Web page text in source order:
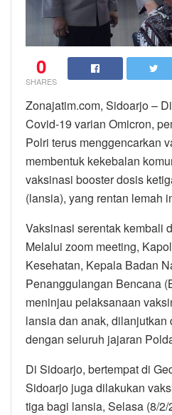
0
SHARES
Zonajatim.com, Sidoarjo –
Covid-19 varian Omicron,
Polri terus menggencarkan
membentuk kekebalan
vaksinasi booster dosis
(lansia), yang rentan lemah
Vaksinasi serentak kembali
Melalui zoom meeting,
Kesehatan, Kepala Badan
Penanggulangan Bencana
meninjau pelaksanaan
lansia dan anak, dilanjutkan
dengan seluruh jajaran
Di Sidoarjo, bertempat di
Sidoarjo juga dilakukan
tiga bagi lansia, Selasa (8/